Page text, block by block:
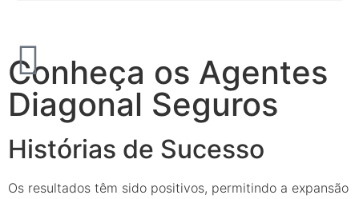
Conheça os Agentes
Diagonal Seguros
Histórias de Sucesso
Os resultados têm sido positivos, permitindo a expansão